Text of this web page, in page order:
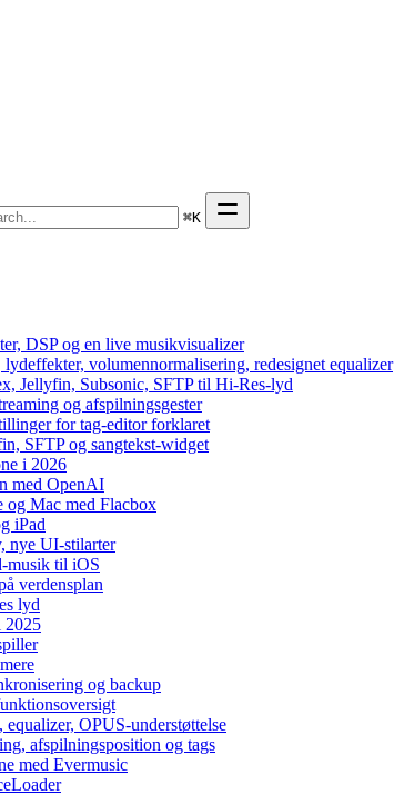
⌘K
DSP og en live musikvisualizer
volumennormalisering, redesignet equalizer
Jellyfin, Subsonic, SFTP til Hi-Res-lyd
og afspilningsgester
for tag-editor forklaret
SFTP og sangtekst-widget
i 2026
med OpenAI
Mac med Flacbox
iPad
nye UI-stilarter
musik til iOS
verdensplan
lyd
2025
og backup
OPUS-understøttelse
afspilningsposition og tags
med Evermusic